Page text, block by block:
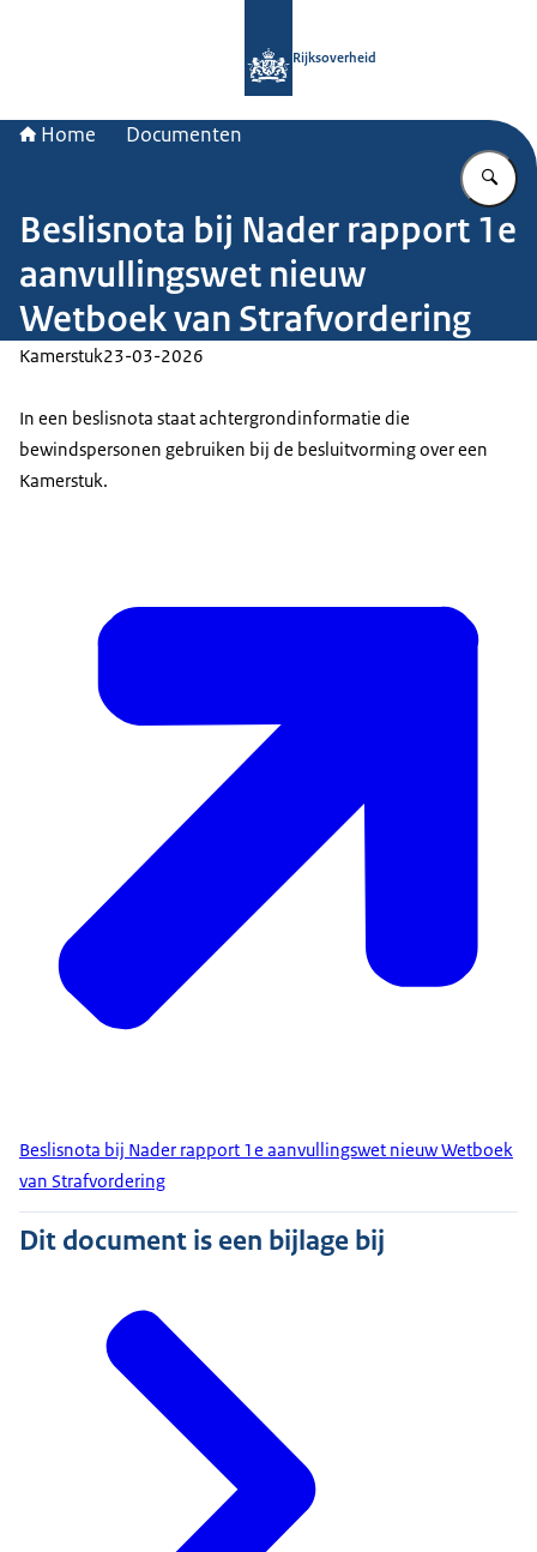
Rijksoverheid
Home Documenten
Beslisnota bij Nader rapport 1e
aanvullingswet nieuw
Wetboek van Strafvordering
Kamerstuk23-03-2026
In een beslisnota staat achtergrondinformatie die
bewindspersonen gebruiken bij de besluitvorming over een
Kamerstuk.
Beslisnota bij Nader rapport 1e aanvullingswet nieuw Wetboek
van Strafvordering
Dit document is een bijlage bij